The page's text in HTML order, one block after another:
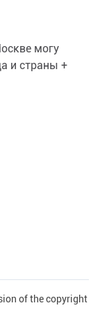
могу
и страны +
of the copyright